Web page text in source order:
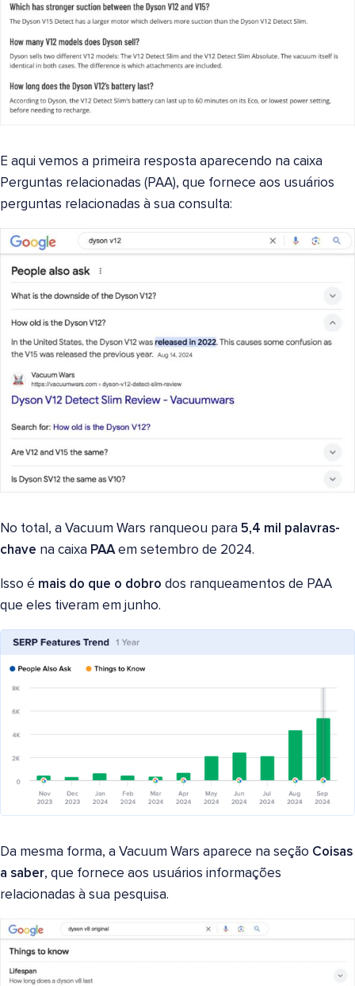
E aqui vemos a primeira resposta aparecendo na caixa
Perguntas relacionadas (PAA), que fornece aos usuários
perguntas relacionadas à sua consulta:
No total, a Vacuum Wars ranqueou para 5,4 mil palavras-
chave na caixa PAAem setembro de 2024.
Isso é mais do que o dobro dos ranqueamentos de PAA
que eles tiveram em junho.
Da mesma forma, a Vacuum Wars aparece na seção Coisas
a saber, que fornece aos usuários informações
relacionadas à sua pesquisa.